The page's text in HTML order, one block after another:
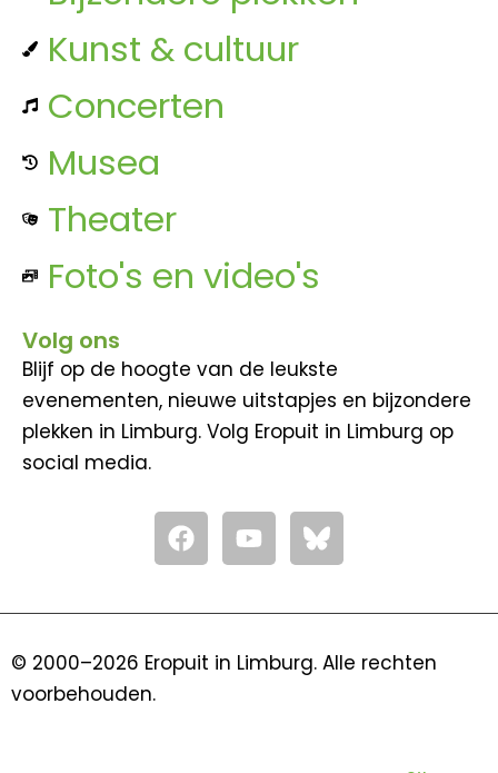
Kunst & cultuur
Concerten
Musea
Theater
Foto's en video's
Volg ons
Blijf op de hoogte van de leukste
evenementen, nieuwe uitstapjes en bijzondere
plekken in Limburg. Volg Eropuit in Limburg op
social media.
F
a
c
o
Y
o
u
b
© 2000–2026 Eropuit in Limburg. Alle rechten
voorbehouden.